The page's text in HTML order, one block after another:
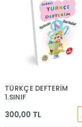
TÜRKÇE DEFTERİM
1.SINIF
300,00 TL